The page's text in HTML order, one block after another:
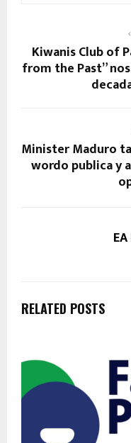
Kiwanis Club of
from the Past”
Minister Maduro
wordo publica y
RELATED POSTS